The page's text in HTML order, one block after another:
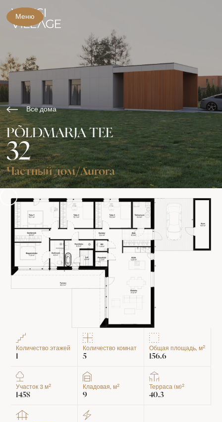
Меню
Все дома
PÕLDMARJA TEE
32
Частный дом/Aurora
Количество этажей
1
Количество комнат
5
Общая площадь, м2
156.6
Участок 3 м2
1458
Кладовая, м2
9
Терраса (м)2
40.3